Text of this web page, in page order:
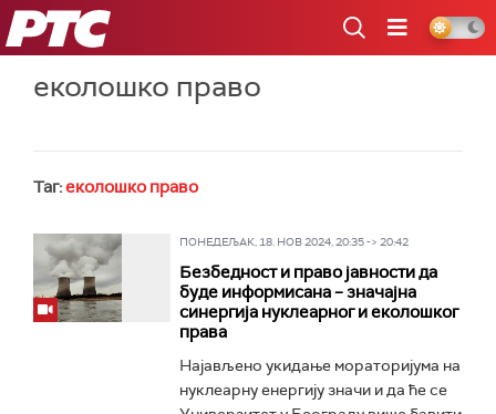
РТС
еколошко право
Таг:еколошко право
ПОНЕДЕЉАК, 18. НОВ 2024, 20:35 -> 20:42
Безбедност и право јавности да
буде информисана – значајна
синергија нуклеарног и еколошког
права
Најављено укидање мораторијума на
нуклеарну енергију значи и да ће се